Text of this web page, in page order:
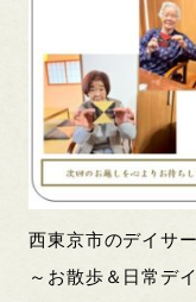
西東京市のデイサ
～お散歩＆日常デ